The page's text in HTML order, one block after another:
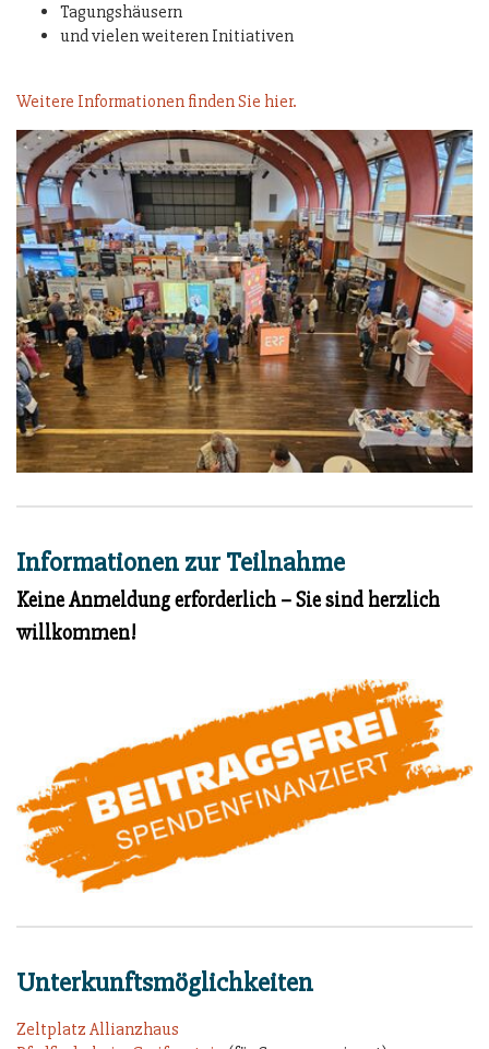
Tagungshäusern
und vielen weiteren Initiativen
Weitere Informationen finden Sie hier.
Informationen zur Teilnahme
Keine Anmeldung erforderlich – Sie sind herzlich
willkommen!
Unterkunftsmöglichkeiten
Zeltplatz Allianzhaus